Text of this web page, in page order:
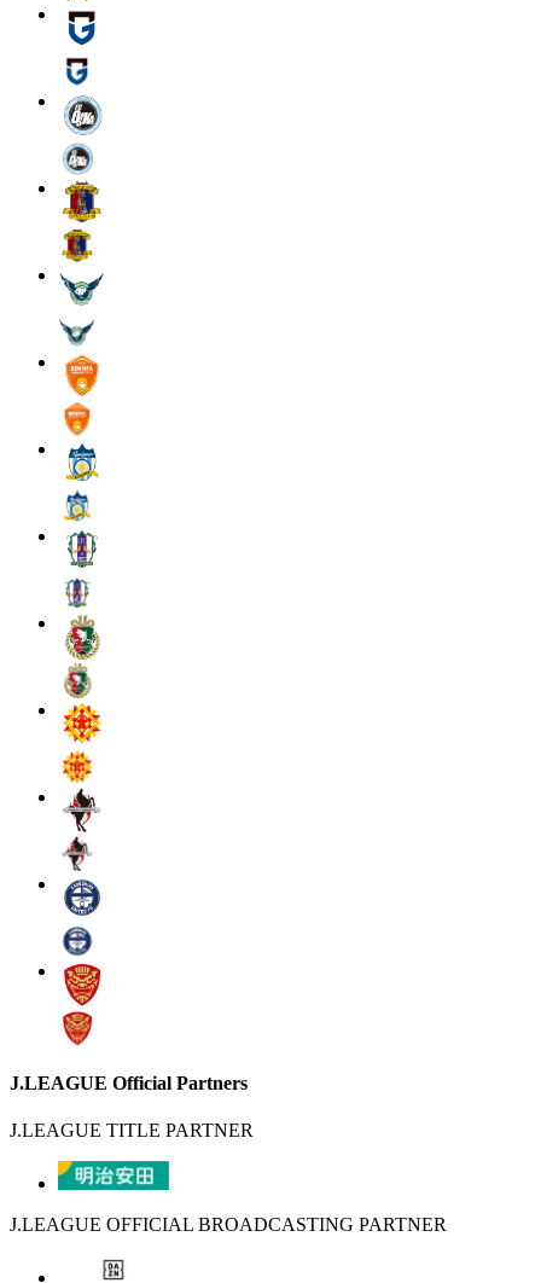
J.LEAGUE Official Partners
J.LEAGUE TITLE PARTNER
J.LEAGUE OFFICIAL BROADCASTING PARTNER